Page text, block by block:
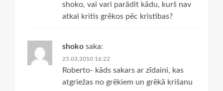
shoko, vai vari parādit kādu, kurš nav
atkal kritis grēkos pēc kristības?
shoko saka:
25.03.2010 16:22
Roberto- kāds sakars ar zīdaini, kas
atgriežas no grēkiem un grēkā krišanu